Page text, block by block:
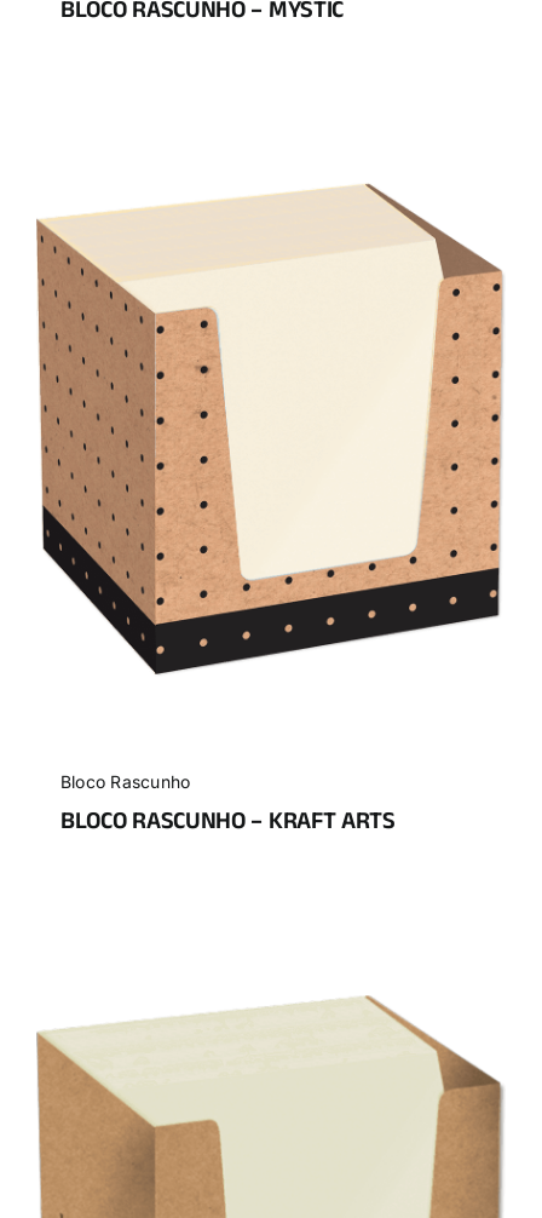
BLOCO RASCUNHO – MYSTIC
Bloco Rascunho
BLOCO RASCUNHO – KRAFT ARTS